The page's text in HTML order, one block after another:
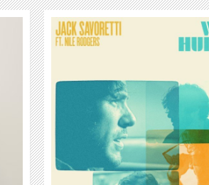
RAY BLK
WEITER